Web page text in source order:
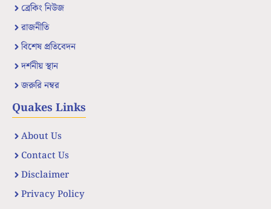
ব্রেকিং নিউজ
রাজনীতি
বিশেষ প্রতিবেদন
দর্শনীয় স্থান
জরুরি নম্বর
Quakes Links
About Us
Contact Us
Disclaimer
Privacy Policy